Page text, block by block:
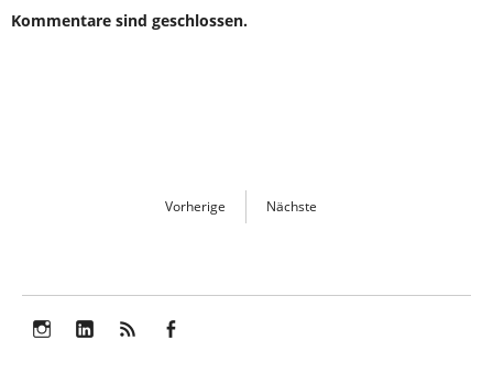
Kommentare sind geschlossen.
Vorherige Nächste